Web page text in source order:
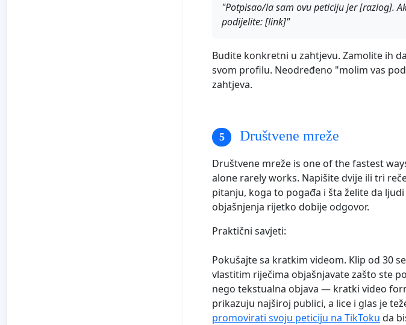
"Potpisao/la sam ovu peticiju jer [razlog].
podijelite: [link]"
Budite konkretni u zahtjevu. Zamolite ih
svom profilu. Neodređeno "molim vas
zahtjeva.
Društvene mreže
Društvene mreže is one of the fastest
alone rarely works. Napišite dvije ili tri
pitanju, koga to pogađa i šta želite da
objašnjenja rijetko dobije odgovor.
Praktični savjeti:
Pokušajte sa kratkim videom. Klip od 30
vlastitim riječima objašnjavate zašto ste
nego tekstualna objava — kratki video
prikazuju najširoj publici, a lice i glas je
promovirati svoju peticiju na TikToku da